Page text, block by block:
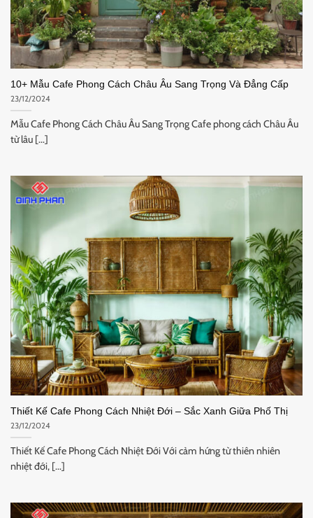
10+ Mẫu Cafe Phong Cách Châu Âu Sang Trọng Và Đẳng Cấp
23/12/2024
Mẫu Cafe Phong Cách Châu Âu Sang Trọng Cafe phong cách Châu Âu
từ lâu [...]
Thiết Kế Cafe Phong Cách Nhiệt Đới – Sắc Xanh Giữa Phố Thị
23/12/2024
Thiết Kế Cafe Phong Cách Nhiệt Đới Với cảm hứng từ thiên nhiên
nhiệt đới, [...]